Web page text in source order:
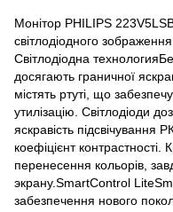
Монітор PHILIPS
світлодіодного
Світлодіодна
досягають граничної
містять ртуті, що
утилізацію. Світлодіоди
яскравість підсвічування
коефіцієнт контрастності.
перенесення кольорів,
экрану.SmartControl
забезпечення нового